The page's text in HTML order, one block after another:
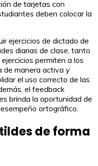
de tarjetas con
deben colocar la
ejercicios de dictado de
diarias de clase, tanto
permiten a los
de manera activa y
el uso correcto de las
el feedback
brinda la oportunidad de
ortográfico.
de forma